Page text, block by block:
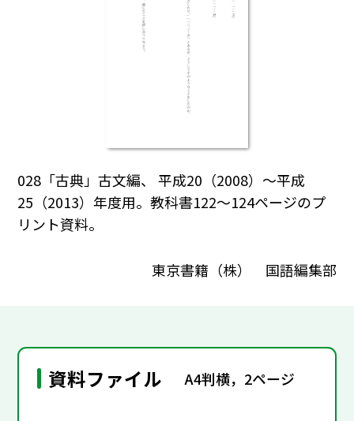
028「古典」古文編、 平成20（2008）～平成
25（2013）年度用。教科書122～124ページのプ
リント資料。
東京書籍（株） 国語編集部
資料ファイル A4判横，2ページ